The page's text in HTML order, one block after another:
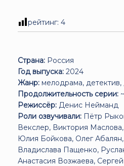
рейтинг: 4
Страна: Россия
Год выпуска: 2024
Жанр: мелодрама,
Продолжительность серии:
Режиссёр: Денис Нейманд
Роли озвучивали: Пётр
Векслер, Виктория
Юлия Бойкова, Олег
Владислава Пащенко,
Анастасия Возжаева,